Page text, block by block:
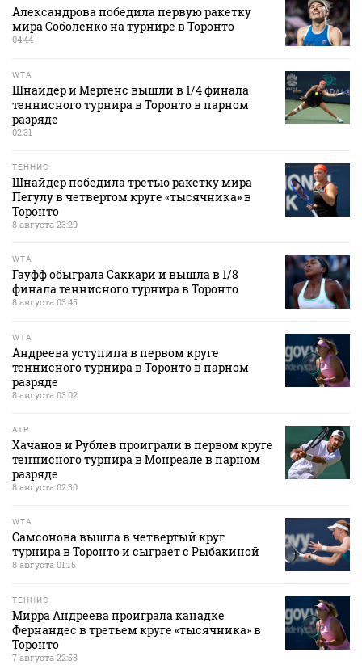
Александрова победила первую ракетку
мира Соболенко на турнире в Торонто
04:44
WTA
Шнайдер и Мертенс вышли в 1/4 финала
теннисного турнира в Торонто в парном
разряде
02:31
ТЕННИС
Шнайдер победила третью ракетку мира
Пегулу в четвертом круге «тысячника» в
Торонто
8 августа 23:29
WTA
Гауфф обыграла Саккари и вышла в 1/8
финала теннисного турнира в Торонто
8 августа 03:45
WTA
Андреева уступипа в первом круге
теннисного турнира в Торонто в парном
разряде
8 августа 03:02
ATP
Хачанов и Рублев проиграли в первом круге
теннисного турнира в Монреале в парном
разряде
8 августа 02:30
WTA
Самсонова вышла в четвертый круг
турнира в Торонто и сыграет с Рыбакиной
8 августа 01:15
ТЕННИС
Мирра Андреева проиграла канадке
Фернандес в третьем круге «тысячника» в
Торонто
7 августа 22:58